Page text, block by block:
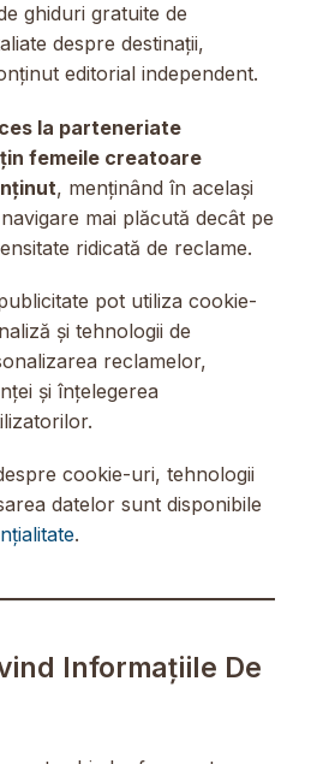
ghiduri gratuite de
despre destinații,
editorial independent.
la parteneriate
femeile creatoare
, menținând în același
mai plăcută decât pe
ridicată de reclame.
pot utiliza cookie-
și tehnologii de
reclamelor,
și înțelegerea
cookie-uri, tehnologii
datelor sunt disponibile
.
Informațiile De